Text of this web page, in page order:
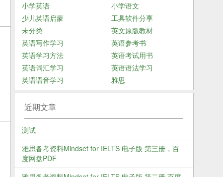
小学英语
小学语文
少儿英语启蒙
工具软件分享
未分类
英文原版教材
英语写作学习
英语参考书
英语学习方法
英语考试用书
英语词汇学习
英语语法学习
英语语音学习
雅思
近期文章
测试
雅思备考资料Mindset for IELTS 电子版 第三册，百
度网盘PDF